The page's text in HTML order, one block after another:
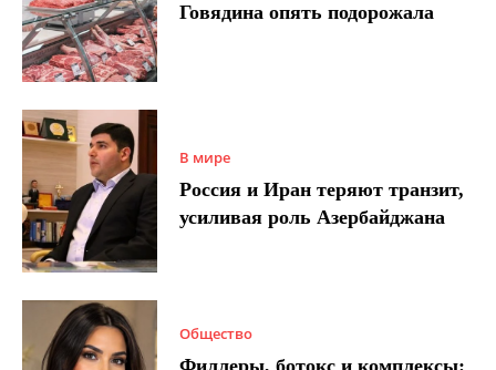
Говядина опять подорожала
В мире
Россия и Иран теряют транзит,
усиливая роль Азербайджана
Общество